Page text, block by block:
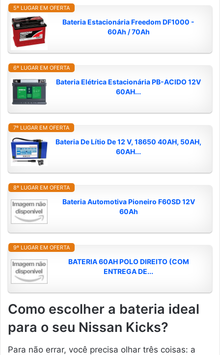
5º LUGAR EM OFERTA
Bateria Estacionária Freedom DF1000 -
60Ah / 70Ah
6º LUGAR EM OFERTA
Bateria Elétrica Estacionária PB-ACIDO 12V
60AH...
7º LUGAR EM OFERTA
Bateria De Lítio De 12 V, 18650 40AH, 50AH,
60AH...
8º LUGAR EM OFERTA
Bateria Automotiva Pioneiro F60SD 12V
60Ah
9º LUGAR EM OFERTA
BATERIA 60AH POLO DIREITO (COM
ENTREGA DE...
Como escolher a bateria ideal
para o seu Nissan Kicks?
Para não errar, você precisa olhar três coisas: a